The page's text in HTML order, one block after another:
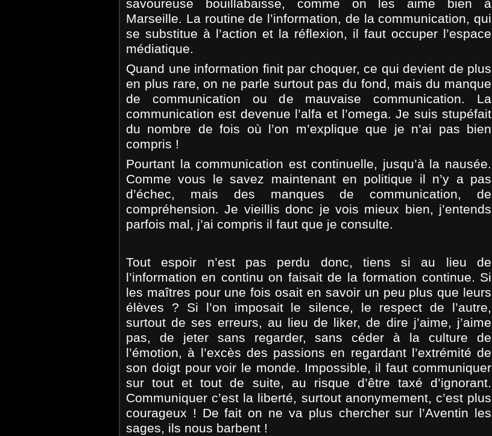
savoureuse bouillabaisse, comme on les aime bien à
Marseille. La routine de l’information, de la communication, qui
se substitue à l’action et la réflexion, il faut occuper l’espace
médiatique.
Quand une information finit par choquer, ce qui devient de plus
en plus rare, on ne parle surtout pas du fond, mais du manque
de communication ou de mauvaise communication. La
communication est devenue l’alfa et l’omega. Je suis stupéfait
du nombre de fois où l’on m’explique que je n’ai pas bien
compris !
Pourtant la communication est continuelle, jusqu’à la nausée.
Comme vous le savez maintenant en politique il n’y a pas
d’échec, mais des manques de communication, de
compréhension. Je vieillis donc je vois mieux bien, j’entends
parfois mal, j’ai compris il faut que je consulte.
Tout espoir n’est pas perdu donc, tiens si au lieu de
l’information en continu on faisait de la formation continue. Si
les maîtres pour une fois osait en savoir un peu plus que leurs
élèves ? Si l’on imposait le silence, le respect de l’autre,
surtout de ses erreurs, au lieu de liker, de dire j’aime, j’aime
pas, de jeter sans regarder, sans céder à la culture de
l’émotion, à l’excès des passions en regardant l’extrémité de
son doigt pour voir le monde. Impossible, il faut communiquer
sur tout et tout de suite, au risque d’être taxé d’ignorant.
Communiquer c’est la liberté, surtout anonymement, c’est plus
courageux ! De fait on ne va plus chercher sur l’Aventin les
sages, ils nous barbent !